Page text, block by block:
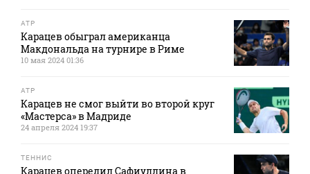
ATP
Карацев обыграл американца
Макдональда на турнире в Риме
10 мая 2024 01:36
ATP
Карацев не смог выйти во второй круг
«Мастерса» в Мадриде
24 апреля 2024 19:37
ТЕННИС
Карацев опередил Сафиуллина в